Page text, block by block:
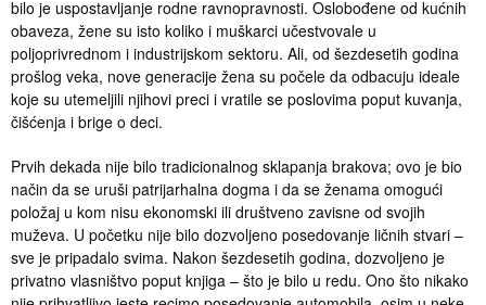
bilo je uspostavljanje rodne ravnopravnosti. Oslobođene od kućnih
obaveza, žene su isto koliko i muškarci učestvovale u
poljoprivrednom i industrijskom sektoru. Ali, od šezdesetih godina
prošlog veka, nove generacije žena su počele da odbacuju ideale
koje su utemeljili njihovi preci i vratile se poslovima poput kuvanja,
čišćenja i brige o deci.
Prvih dekada nije bilo tradicionalnog sklapanja brakova; ovo je bio
način da se uruši patrijarhalna dogma i da se ženama omogući
položaj u kom nisu ekonomski ili društveno zavisne od svojih
muževa. U početku nije bilo dozvoljeno posedovanje ličnih stvari –
sve je pripadalo svima. Nakon šezdesetih godina, dozvoljeno je
privatno vlasništvo poput knjiga – što je bilo u redu. Ono što nikako